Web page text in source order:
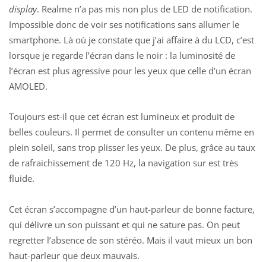
display. Realme n’a pas mis non plus de LED de notification.
Impossible donc de voir ses notifications sans allumer le
smartphone. Là où je constate que j’ai affaire à du LCD, c’est
lorsque je regarde l’écran dans le noir : la luminosité de
l’écran est plus agressive pour les yeux que celle d’un écran
AMOLED.
Toujours est-il que cet écran est lumineux et produit de
belles couleurs. Il permet de consulter un contenu même en
plein soleil, sans trop plisser les yeux. De plus, grâce au taux
de rafraichissement de 120 Hz, la navigation sur est très
fluide.
Cet écran s’accompagne d’un haut-parleur de bonne facture,
qui délivre un son puissant et qui ne sature pas. On peut
regretter l’absence de son stéréo. Mais il vaut mieux un bon
haut-parleur que deux mauvais.